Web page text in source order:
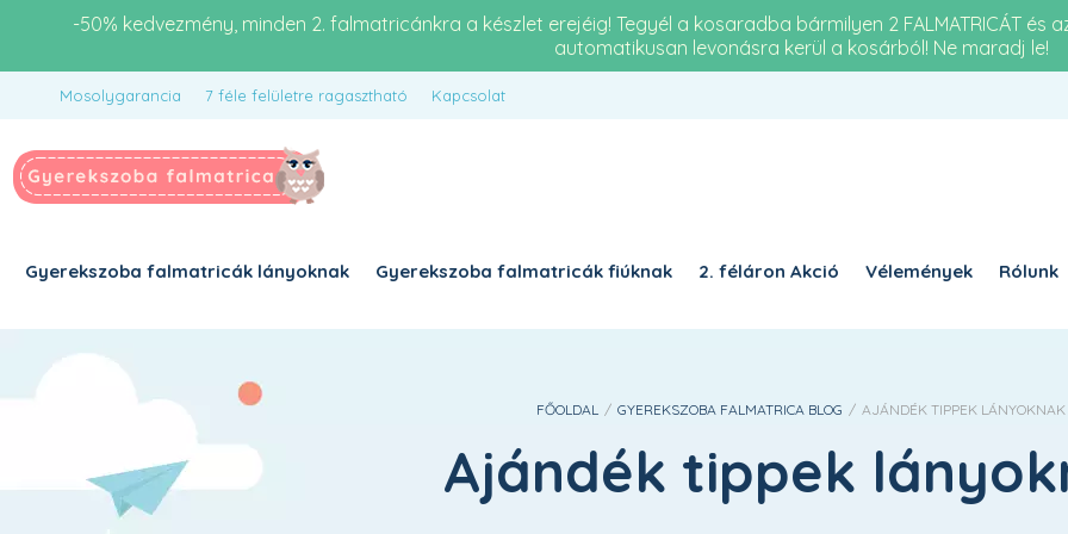
-50% kedvezmény, minden 2. falmatricánkra a készlet erejéig! Tegyél a kosaradba bármilyen 2 FALMATRICÁT és
automatikusan levonásra kerül a kosárból! Ne maradj le!
Mosolygarancia 7 féle felületre ragasztható Kapcsolat
Elfelejtett jelszó?
Gyerekszoba falmatricák lányoknak Gyerekszoba falmatricák fiúknak 2. féláron Akció Vélemények Rólunk
FŐOLDAL / GYEREKSZOBA FALMATRICA BLOG / AJÁNDÉK TIPPEK LÁNYOKNAK
Ajándék tippek